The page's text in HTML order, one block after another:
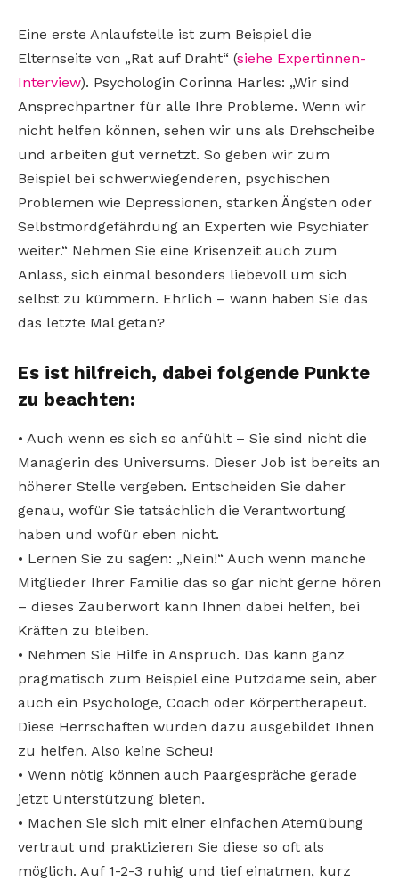
Eine erste Anlaufstelle ist zum Beispiel die
Elternseite von „Rat auf Draht“ (siehe Expertinnen-
Interview). Psychologin Corinna Harles: „Wir sind
Ansprechpartner für alle Ihre Probleme. Wenn wir
nicht helfen können, sehen wir uns als Drehscheibe
und arbeiten gut vernetzt. So geben wir zum
Beispiel bei schwerwiegenderen, psychischen
Problemen wie Depressionen, starken Ängsten oder
Selbstmordgefährdung an Experten wie Psychiater
weiter.“ Nehmen Sie eine Krisenzeit auch zum
Anlass, sich einmal besonders liebevoll um sich
selbst zu kümmern. Ehrlich – wann haben Sie das
das letzte Mal getan?
Es ist hilfreich, dabei folgende Punkte
zu beachten:
• Auch wenn es sich so anfühlt – Sie sind nicht die
Managerin des Universums. Dieser Job ist bereits an
höherer Stelle vergeben. Entscheiden Sie daher
genau, wofür Sie tatsächlich die Verantwortung
haben und wofür eben nicht.
• Lernen Sie zu sagen: „Nein!“ Auch wenn manche
Mitglieder Ihrer Familie das so gar nicht gerne hören
– dieses Zauberwort kann Ihnen dabei helfen, bei
Kräften zu bleiben.
• Nehmen Sie Hilfe in Anspruch. Das kann ganz
pragmatisch zum Beispiel eine Putzdame sein, aber
auch ein Psychologe, Coach oder Körpertherapeut.
Diese Herrschaften wurden dazu ausgebildet Ihnen
zu helfen. Also keine Scheu!
• Wenn nötig können auch Paargespräche gerade
jetzt Unterstützung bieten.
• Machen Sie sich mit einer einfachen Atemübung
vertraut und praktizieren Sie diese so oft als
möglich. Auf 1-2-3 ruhig und tief einatmen, kurz